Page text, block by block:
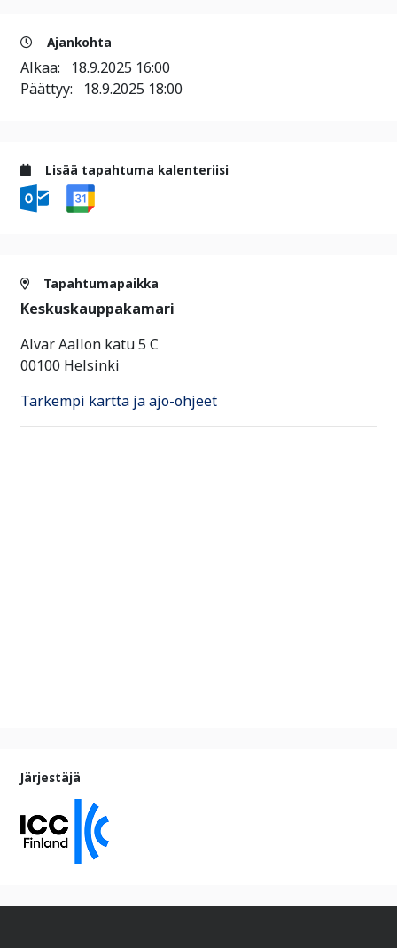
Ajankohta
Alkaa: 18.9.2025 16:00
Päättyy: 18.9.2025 18:00
Lisää tapahtuma kalenteriisi
Tapahtumapaikka
Keskuskauppakamari
Alvar Aallon katu 5 C
00100 Helsinki
Tarkempi kartta ja ajo-ohjeet
Järjestäjä